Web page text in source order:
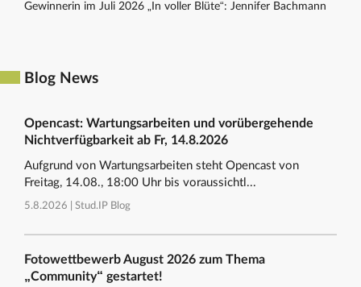
Gewinnerin im Juli 2026 „In voller Blüte“: Jennifer Bachmann
Blog News
Opencast: Wartungsarbeiten und vorübergehende
Nichtverfügbarkeit ab Fr, 14.8.2026
Aufgrund von Wartungsarbeiten steht Opencast von
Freitag, 14.08., 18:00 Uhr bis voraussichtl...
5.8.2026 | Stud.IP Blog
Fotowettbewerb August 2026 zum Thema
„Community“ gestartet!